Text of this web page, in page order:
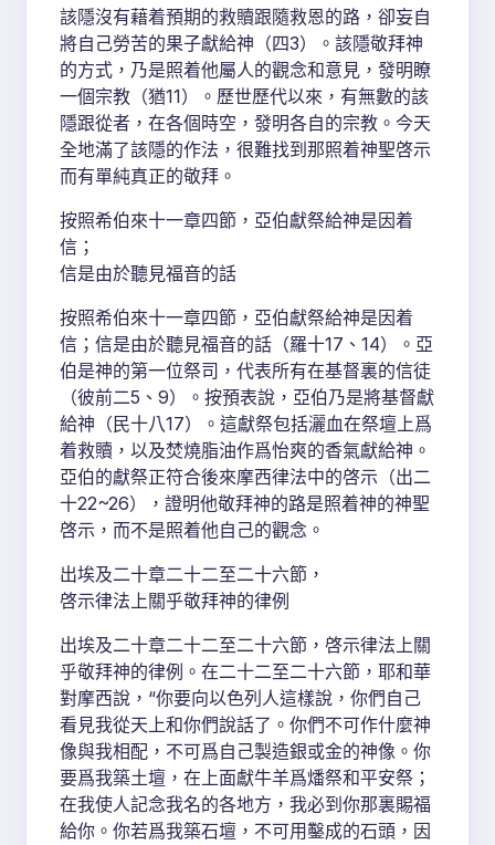
該隱沒有藉着預期的救贖跟隨救恩的路，卻妄自
將自己勞苦的果子獻給神（四3）。該隱敬拜神
的方式，乃是照着他屬人的觀念和意見，發明瞭
一個宗教（猶11）。歷世歷代以來，有無數的該
隱跟從者，在各個時空，發明各自的宗教。今天
全地滿了該隱的作法，很難找到那照着神聖啓示
而有單純真正的敬拜。
按照希伯來十一章四節，亞伯獻祭給神是因着
信；
信是由於聽見福音的話
按照希伯來十一章四節，亞伯獻祭給神是因着
信；信是由於聽見福音的話（羅十17、14）。亞
伯是神的第一位祭司，代表所有在基督裏的信徒
（彼前二5、9）。按預表說，亞伯乃是將基督獻
給神（民十八17）。這獻祭包括灑血在祭壇上爲
着救贖，以及焚燒脂油作爲怡爽的香氣獻給神。
亞伯的獻祭正符合後來摩西律法中的啓示（出二
十22~26），證明他敬拜神的路是照着神的神聖
啓示，而不是照着他自己的觀念。
出埃及二十章二十二至二十六節，
啓示律法上關乎敬拜神的律例
出埃及二十章二十二至二十六節，啓示律法上關
乎敬拜神的律例。在二十二至二十六節，耶和華
對摩西說，“你要向以色列人這樣說，你們自己
看見我從天上和你們說話了。你們不可作什麼神
像與我相配，不可爲自己製造銀或金的神像。你
要爲我築土壇，在上面獻牛羊爲燔祭和平安祭；
在我使人記念我名的各地方，我必到你那裏賜福
給你。你若爲我築石壇，不可用鑿成的石頭，因